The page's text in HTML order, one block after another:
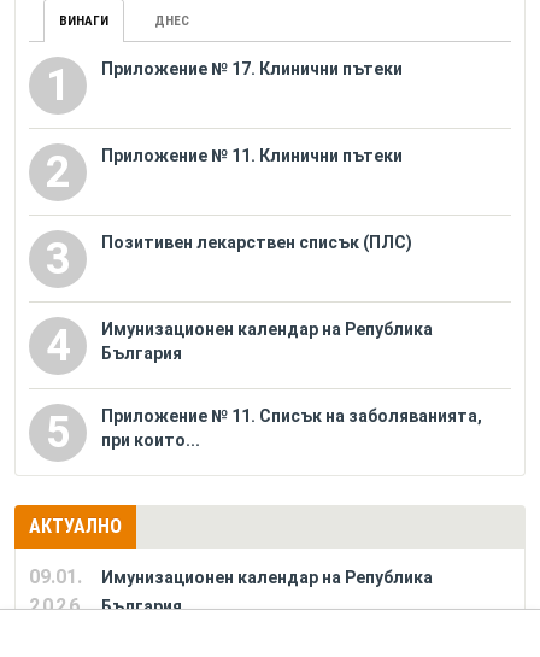
ВИНАГИ ДНЕС
1 Приложение № 17. Клинични пътеки
2 Приложение № 11. Клинични пътеки
3 Позитивен лекарствен списък (ПЛС)
4
Имунизационен календар на Република
България
5
Приложение № 11. Списък на заболяванията,
при които...
АКТУАЛНО
09.01.
2026
Имунизационен календар на Република
България